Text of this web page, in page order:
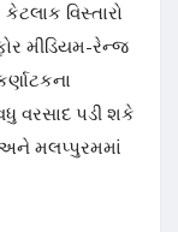
વિસ્તારો
મીડિયમ-રેન્જ
વરસાદ પડી શકે
અને મલપ્પુરમમાં